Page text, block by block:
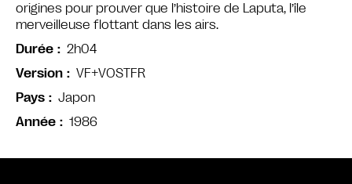
origines pour prouver que l’histoire de Laputa, l’île
merveilleuse flottant dans les airs.
Durée
2h04
Version
VF+VOSTFR
Pays
Japon
Année
1986